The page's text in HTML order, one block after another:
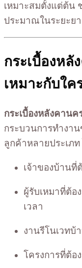
เหมาะสมตั้งแต่ต้น
ประมาณในระยะย
กระเบื้องหลั
เหมาะกับใค
กระเบื้องหลังคานค
กระบวนการทำงา
ลูกค้าหลายประเภท
เจ้าของบ้าน
ผู้รับเหมาที่ต้อ
เวลา
งานรีโนเวทบ้
โครงการที่ต้